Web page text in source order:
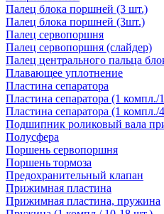
Палец блока поршней (3 шт.)
Палец блока поршней (3шт.)
Палец сервопоршня
Палец сервопоршня (слайдер)
Палец центрального пальца
Плавающее уплотнение
Пластина сепаратора
Пластина сепаратора (1 компл./
Пластина сепаратора (1 компл./
Подшипник роликовый вала
Полусфера
Поршень сервопоршня
Поршень тормоза
Предохранительный клапан
Прижимная пластина
Прижимная пластина, пружина